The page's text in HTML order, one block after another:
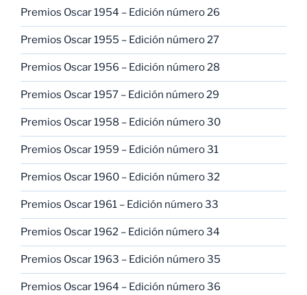
Premios Oscar 1954 – Edición número 26
Premios Oscar 1955 – Edición número 27
Premios Oscar 1956 – Edición número 28
Premios Oscar 1957 – Edición número 29
Premios Oscar 1958 – Edición número 30
Premios Oscar 1959 – Edición número 31
Premios Oscar 1960 – Edición número 32
Premios Oscar 1961 – Edición número 33
Premios Oscar 1962 – Edición número 34
Premios Oscar 1963 – Edición número 35
Premios Oscar 1964 – Edición número 36